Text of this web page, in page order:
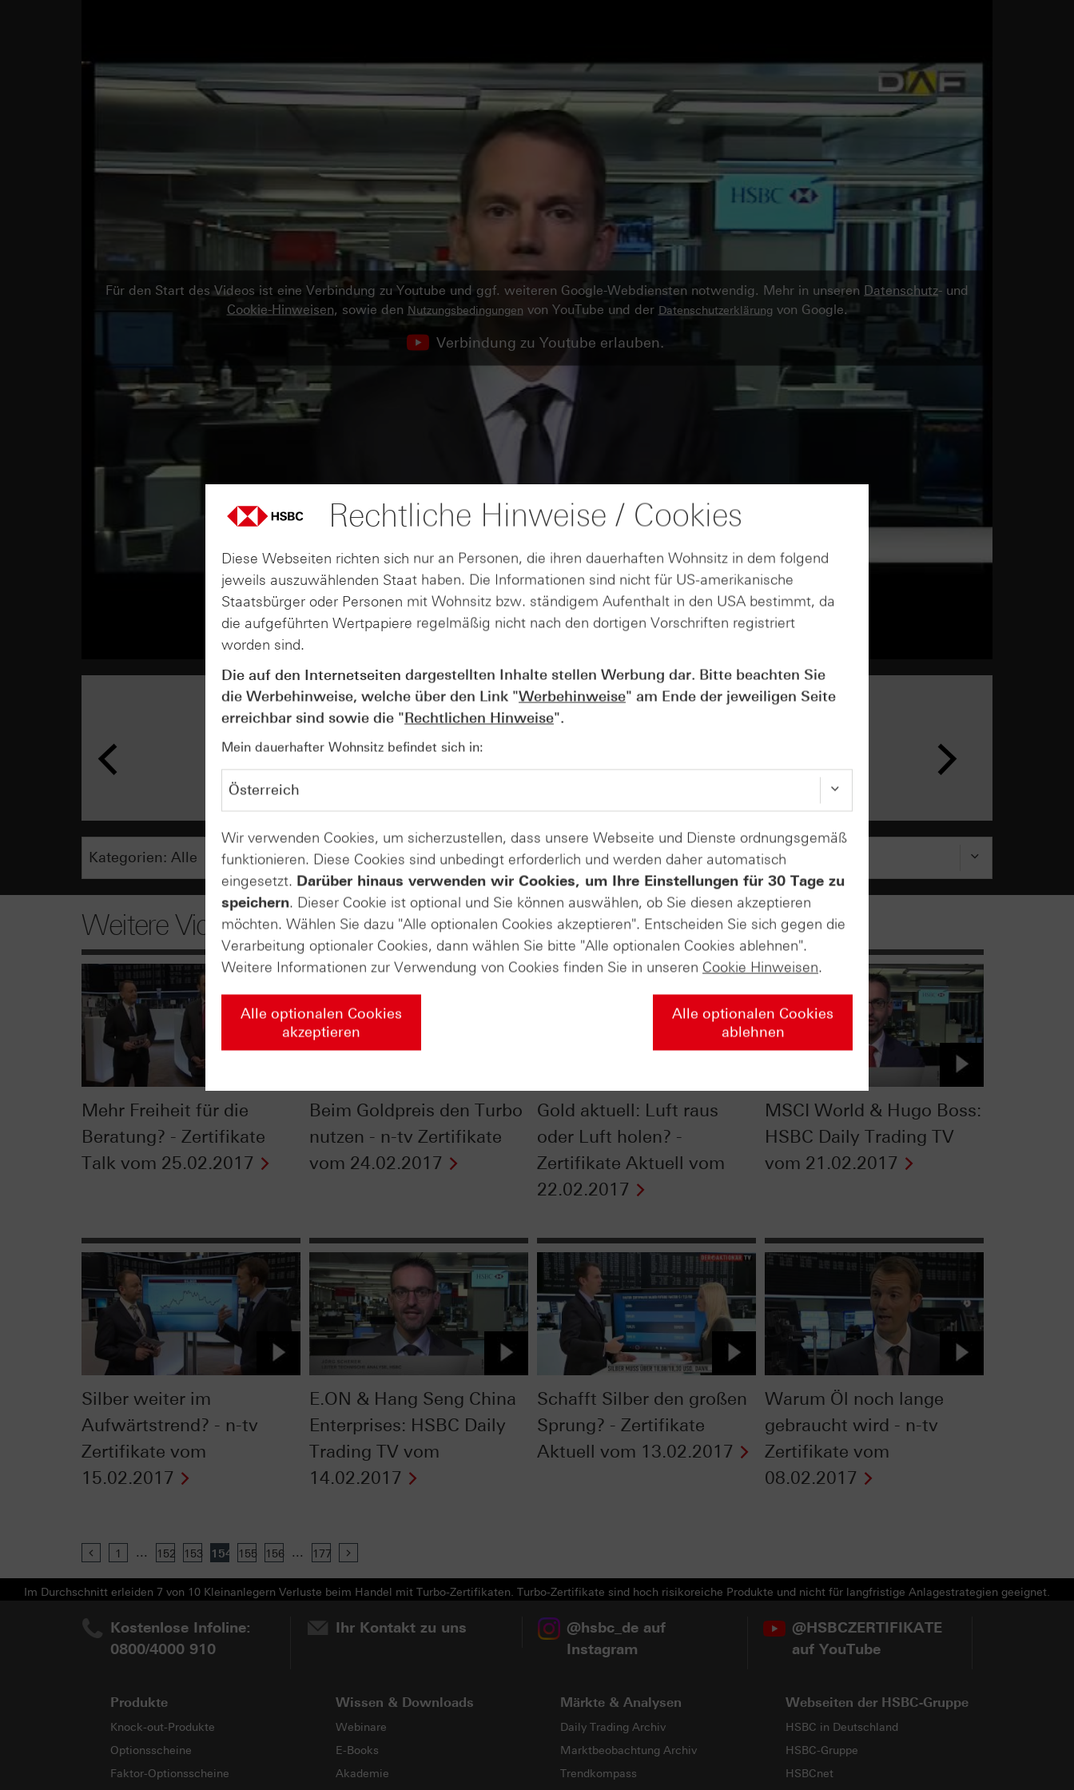
Für den Start des Videos ist eine Verbindung zu Youtube und ggf. weiteren Google-Webdiensten notwendig. Mehr in unseren Datenschutz- und
Cookie-Hinweisen, sowie den Nutzungsbedingungen von YouTube und der Datenschutzerklärung von Google.
Verbindung zu Youtube erlauben.
AUGUST
04
Kündigungen bei Derivaten - Webinar
Weitere Videos
Mehr Freiheit für die
Beratung? - Zertifikate
Talk vom 25.02.2017
Beim Goldpreis den Turbo
nutzen - n-tv Zertifikate
vom 24.02.2017
Gold aktuell: Luft raus
oder Luft holen? -
Zertifikate Aktuell vom
22.02.2017
MSCI World & Hugo Boss:
HSBC Daily Trading TV
vom 21.02.2017
Silber weiter im
Aufwärtstrend? - n-tv
Zertifikate vom
15.02.2017
E.ON & Hang Seng China
Enterprises: HSBC Daily
Trading TV vom
14.02.2017
Schafft Silber den großen
Sprung? - Zertifikate
Aktuell vom 13.02.2017
Warum Öl noch lange
gebraucht wird - n-tv
Zertifikate vom
08.02.2017
Previous
1 ... 152 153 154 155 156 ... 177
Im Durchschnitt erleiden 7 von 10 Kleinanlegern Verluste beim Handel mit Turbo-Zertifikaten. Turbo-Zertifikate sind hoch risikoreiche Produkte und nicht für langfristige Anlagestrategien geeignet.
Kostenlose Infoline:
0800/4000 910
Ihr Kontakt zu uns
@hsbc_de auf
Instagram
@HSBCZERTIFIKATE
auf YouTube
Produkte
Knock-out-Produkte
Optionsscheine
Faktor-Optionsscheine
Wissen & Downloads
Webinare
E-Books
Akademie
Märkte & Analysen
Daily Trading Archiv
Marktbeobachtung Archiv
Trendkompass
Webseiten der HSBC-Gruppe
HSBC in Deutschland
HSBC-Gruppe
HSBCnet
Rechtliche Hinweise / Cookies
Diese Webseiten richten sich nur an Personen, die ihren dauerhaften Wohnsitz in dem folgend
jeweils auszuwählenden Staat haben. Die Informationen sind nicht für US-amerikanische
Staatsbürger oder Personen mit Wohnsitz bzw. ständigem Aufenthalt in den USA bestimmt, da
die aufgeführten Wertpapiere regelmäßig nicht nach den dortigen Vorschriften registriert
worden sind.
Die auf den Internetseiten dargestellten Inhalte stellen Werbung dar. Bitte beachten Sie
die Werbehinweise, welche über den Link "Werbehinweise" am Ende der jeweiligen Seite
erreichbar sind sowie die "Rechtlichen Hinweise".
Mein dauerhafter Wohnsitz befindet sich in:
Wir verwenden Cookies, um sicherzustellen, dass unsere Webseite und Dienste ordnungsgemäß
funktionieren. Diese Cookies sind unbedingt erforderlich und werden daher automatisch
eingesetzt. Darüber hinaus verwenden wir Cookies, um Ihre Einstellungen für 30 Tage zu
speichern. Dieser Cookie ist optional und Sie können auswählen, ob Sie diesen akzeptieren
möchten. Wählen Sie dazu "Alle optionalen Cookies akzeptieren". Entscheiden Sie sich gegen die
Verarbeitung optionaler Cookies, dann wählen Sie bitte "Alle optionalen Cookies ablehnen".
Weitere Informationen zur Verwendung von Cookies finden Sie in unseren Cookie Hinweisen.
Alle optionalen Cookies
akzeptieren
Alle optionalen Cookies
ablehnen